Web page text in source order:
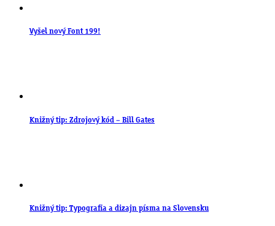
Vyšel nový Font 199!
Knižný tip: Zdrojový kód – Bill Gates
Knižný tip: Typografia a dizajn písma na Slovensku